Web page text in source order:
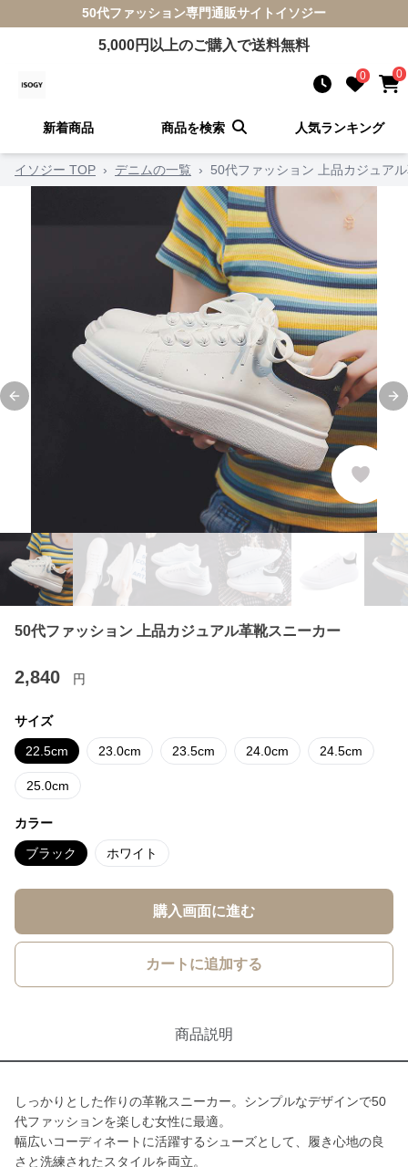
50代ファッション専門通販サイト イソジー
5,000円以上のご購入で送料無料
0 0
新着商品 商品を検索 人気ランキング
イソジー TOP › デニムの一覧 › 50代ファッション 上品カジュア
Previous slide
50代ファッション 上品カジュアル革靴スニーカー
2,840 円
サイズ
22.5cm 23.0cm 23.5cm 24.0cm 24.5cm
25.0cm
カラー
ブラック ホワイト
購入画面に進む
カートに追加する
商品説明
しっかりとした作りの革靴スニーカー。シンプルなデザインで50
代ファッションを楽しむ女性に最適。
幅広いコーディネートに活躍するシューズとして、履き心地の良
さと洗練されたスタイルを両立。